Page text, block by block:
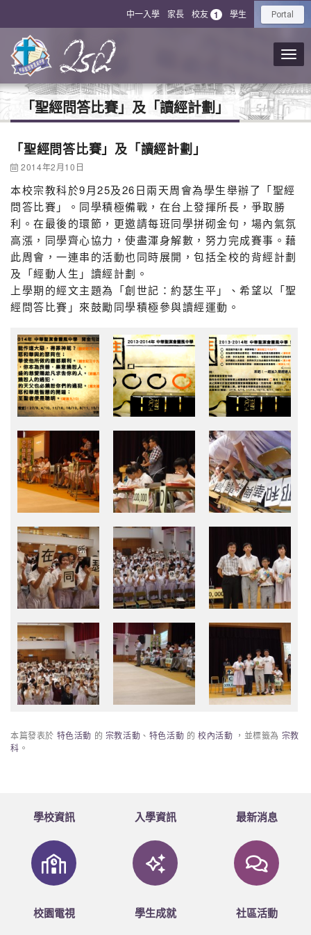
中一入學 家長 校友 1 學生 Portal
「聖經問答比賽」及「讀經計劃」
「聖經問答比賽」及「讀經計劃」
2014年2月10日
本校宗教科於9月25及26日兩天周會為學生舉辦了「聖經
問答比賽」。同學積極備戰，在台上發揮所長，爭取勝
利。在最後的環節，更邀請每班同學拼砌金句，場內氣氛
高漲，同學齊心協力，使盡渾身解數，努力完成賽事。藉
此周會，一連串的活動也同時展開，包括全校的背經計劃
及「經動人生」讀經計劃。
上學期的經文主題為「創世記：約瑟生平」、希望以「聖
經問答比賽」來鼓勵同學積極參與讀經運動。
本篇發表於 特色活動 的 宗教活動 、 特色活動 的校內活動 ，並標籤為 宗教
科 。
學校資訊 入學資訊 最新消息
校園電視 學生成就 社區活動